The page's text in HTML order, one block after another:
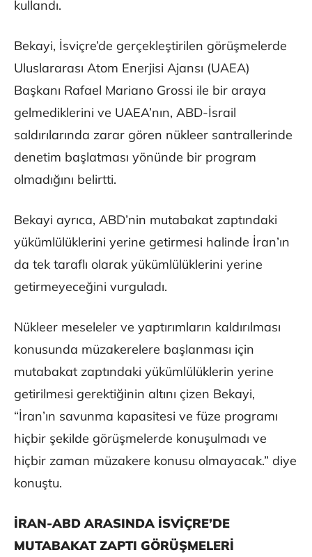
kullandı.
Bekayi, İsviçre’de gerçekleştirilen görüşmelerde
Uluslararası Atom Enerjisi Ajansı (UAEA)
Başkanı Rafael Mariano Grossi ile bir araya
gelmediklerini ve UAEA’nın, ABD-İsrail
saldırılarında zarar gören nükleer santrallerinde
denetim başlatması yönünde bir program
olmadığını belirtti.
Bekayi ayrıca, ABD’nin mutabakat zaptındaki
yükümlülüklerini yerine getirmesi halinde İran’ın
da tek taraflı olarak yükümlülüklerini yerine
getirmeyeceğini vurguladı.
Nükleer meseleler ve yaptırımların kaldırılması
konusunda müzakerelere başlanması için
mutabakat zaptındaki yükümlülüklerin yerine
getirilmesi gerektiğinin altını çizen Bekayi,
“İran’ın savunma kapasitesi ve füze programı
hiçbir şekilde görüşmelerde konuşulmadı ve
hiçbir zaman müzakere konusu olmayacak.” diye
konuştu.
İRAN-ABD ARASINDA İSVİÇRE’DE
MUTABAKAT ZAPTI GÖRÜŞMELERİ